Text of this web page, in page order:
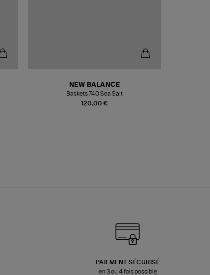
120,00 €
NEW BALANCE
Baskets 740 Sea Salt
PAIEMENT SÉCURISÉ
en 3 ou 4 fois possible